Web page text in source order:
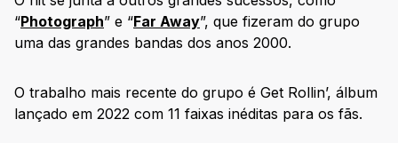
“Photograph” e “Far Away”, que fizeram do grupo
uma das grandes bandas dos anos 2000.
O trabalho mais recente do grupo é Get Rollin’, álbum
lançado em 2022 com 11 faixas inéditas para os fãs.